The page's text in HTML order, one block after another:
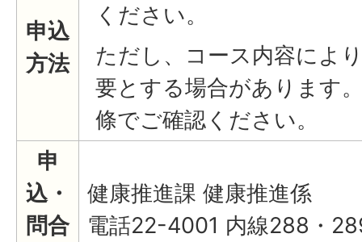
申込
方法
ください。
ただし、コース内容によ
要とする場合があります
條でご確認ください。
申
込・
問合
健康推進課 健康推進係
電話22-4001 内線288・